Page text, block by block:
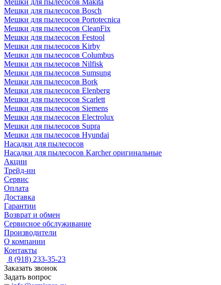
Мешки для пылесосов Makita
Мешки для пылесосов Bosch
Мешки для пылесосов Portotecnica
Мешки для пылесосов CleanFix
Мешки для пылесосов Festool
Мешки для пылесосов Kirby
Мешки для пылесосов Columbus
Мешки для пылесосов Nilfisk
Мешки для пылесосов Sumsung
Мешки для пылесосов Bork
Мешки для пылесосов Elenberg
Мешки для пылесосов Scarlett
Мешки для пылесосов Siemens
Мешки для пылесосов Electrolux
Мешки для пылесосов Supra
Мешки для пылесосов Hyundai
Насадки для пылесосов
Насадки для пылесосов Karcher оригинальные
Акции
Трейд-ин
Сервис
Оплата
Доставка
Гарантии
Возврат и обмен
Сервисное обслуживание
Производители
О компании
Контакты
8 (918) 233-35-23
Заказать звонок
Задать вопрос